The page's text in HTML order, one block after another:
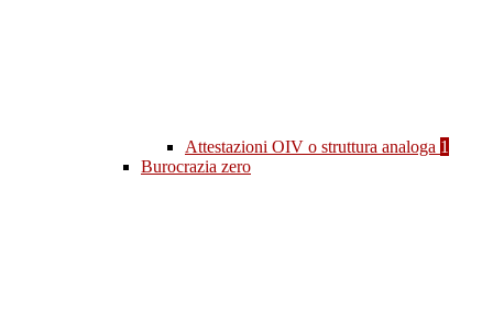
Attestazioni OIV o struttura analoga 1
Burocrazia zero